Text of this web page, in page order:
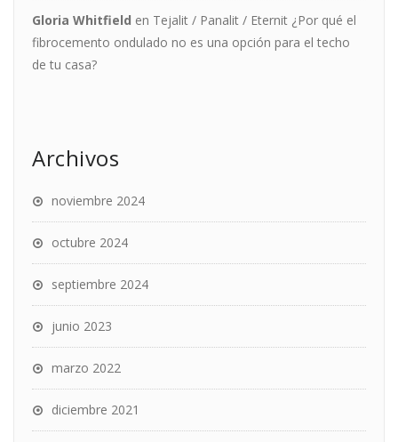
Gloria Whitfield en Tejalit / Panalit / Eternit ¿Por qué el
fibrocemento ondulado no es una opción para el techo
de tu casa?
Archivos
noviembre 2024
octubre 2024
septiembre 2024
junio 2023
marzo 2022
diciembre 2021